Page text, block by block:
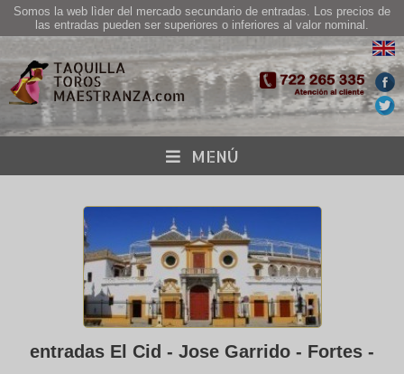
Somos la web lìder del mercado secundario de entradas. Los precios de
las entradas pueden ser superiores o inferiores al valor nominal.
MENÚ
entradas El Cid - Jose Garrido - Fortes -